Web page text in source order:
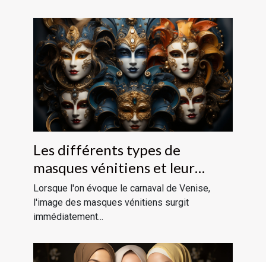
Les différents types de
masques vénitiens et leur
signification historique
Lorsque l'on évoque le carnaval de Venise,
l'image des masques vénitiens surgit
immédiatement...